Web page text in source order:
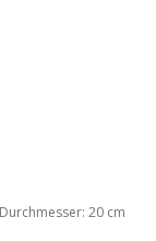
Durchmesser: 20 cm